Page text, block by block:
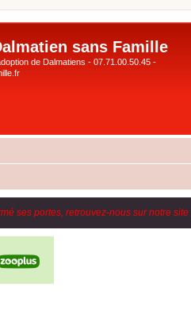
sans Famille
de Dalmatiens - 07.71.00.50.45 -
ses portes, retrouvez-nous sur notre site